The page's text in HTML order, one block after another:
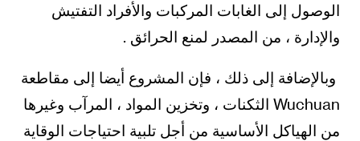
الوصول إلى الغابات المركبات والأفراد التفتيش
والإدارة ، من المصدر لمنع الحرائق .
وبالإضافة إلى ذلك ، فإن المشروع أيضا إلى مقاطعة
Wuchuan الثكنات ، وتخزين المواد ، المرآب وغيرها
من الهياكل الأساسية من أجل تلبية احتياجات الوقاية